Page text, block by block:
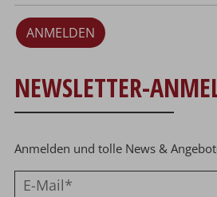
ANMELDEN
NEWSLETTER-
Anmelden und tolle News &